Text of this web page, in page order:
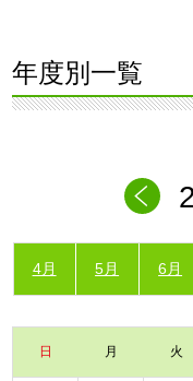
年度別一覧
4月 5月 6月
日 月 火